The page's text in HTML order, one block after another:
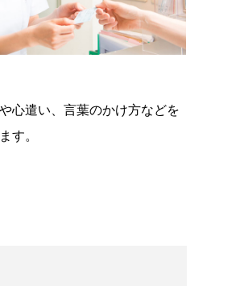
心遣い、言葉のかけ方などを
す。